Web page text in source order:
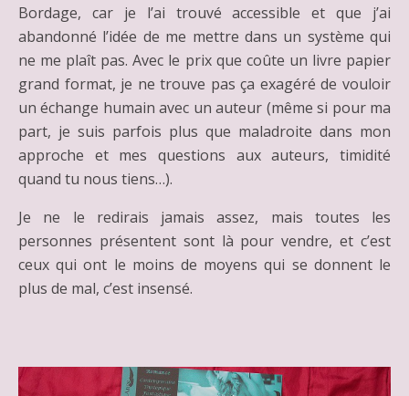
Bordage, car je l’ai trouvé accessible et que j’ai
abandonné l’idée de me mettre dans un système qui
ne me plaît pas. Avec le prix que coûte un livre papier
grand format, je ne trouve pas ça exagéré de vouloir
un échange humain avec un auteur (même si pour ma
part, je suis parfois plus que maladroite dans mon
approche et mes questions aux auteurs, timidité
quand tu nous tiens…).
Je ne le redirais jamais assez, mais toutes les
personnes présentent sont là pour vendre, et c’est
ceux qui ont le moins de moyens qui se donnent le
plus de mal, c’est insensé.